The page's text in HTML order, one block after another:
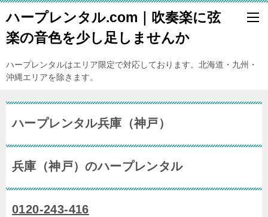
ハープレンタル.com｜吹奏楽に弦
楽の音色を少し足しませんか
ハープレンタルはエリア限定で対応しております。北海道・九州・
沖縄エリアを除きます。
ハープレンタル兵庫（神戸）
兵庫（神戸）のハープレンタル
0120-243-416